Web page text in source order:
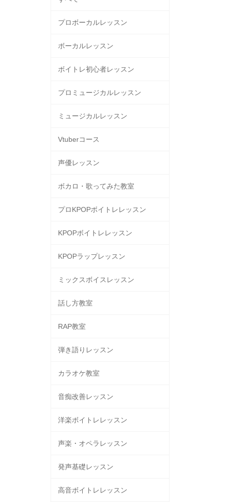
プロボーカルレッスン
ボーカルレッスン
ボイトレ初心者レッスン
プロミュージカルレッスン
ミュージカルレッスン
Vtuberコース
声優レッスン
ボカロ・歌ってみた教室
プロKPOPボイトレレッスン
KPOPボイトレレッスン
KPOPラップレッスン
ミックスボイスレッスン
話し方教室
RAP教室
弾き語りレッスン
カラオケ教室
音痴改善レッスン
洋楽ボイトレレッスン
声楽・オペラレッスン
発声基礎レッスン
高音ボイトレレッスン